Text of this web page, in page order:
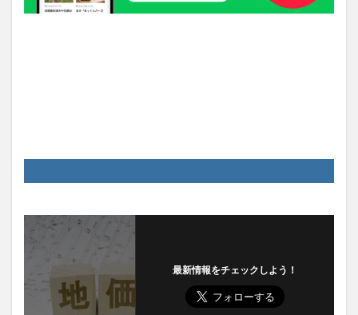
最新情報をチェックしよう！